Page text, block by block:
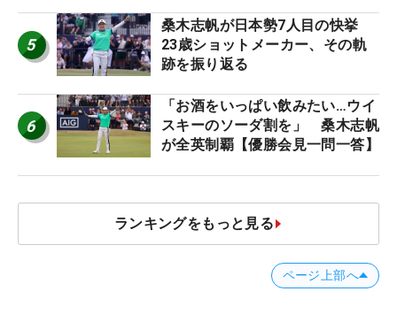
5
桑木志帆が日本勢7人目の快挙
23歳ショットメーカー、その軌
跡を振り返る
6
「お酒をいっぱい飲みたい…ウイ
スキーのソーダ割を」 桑木志帆
が全英制覇【優勝会見一問一答】
ランキングをもっと見る
ページ上部へ